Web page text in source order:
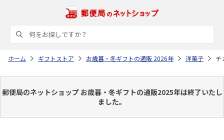
ホーム ギフトストア お歳暮・冬ギフトの通販 2026年 洋菓子 チ
郵便局のネットショップ お歳暮・冬ギフトの通販2025年は終了いたし
ました。